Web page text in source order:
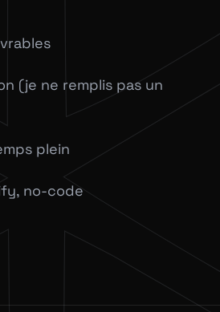
(je ne remplis pas un
plein
no-code